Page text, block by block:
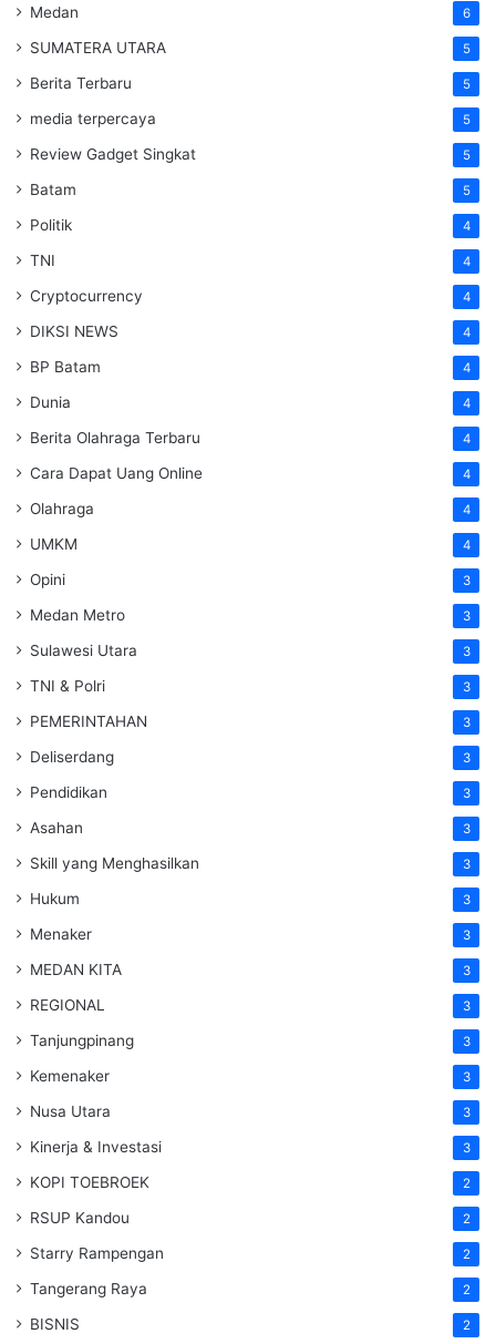
Medan 6
SUMATERA UTARA 5
Berita Terbaru 5
media terpercaya 5
Review Gadget Singkat 5
Batam 5
Politik 4
TNI 4
Cryptocurrency 4
DIKSI NEWS 4
BP Batam 4
Dunia 4
Berita Olahraga Terbaru 4
Cara Dapat Uang Online 4
Olahraga 4
UMKM 4
Opini 3
Medan Metro 3
Sulawesi Utara 3
TNI & Polri 3
PEMERINTAHAN 3
Deliserdang 3
Pendidikan 3
Asahan 3
Skill yang Menghasilkan 3
Hukum 3
Menaker 3
MEDAN KITA 3
REGIONAL 3
Tanjungpinang 3
Kemenaker 3
Nusa Utara 3
Kinerja & Investasi 3
KOPI TOEBROEK 2
RSUP Kandou 2
Starry Rampengan 2
Tangerang Raya 2
BISNIS 2